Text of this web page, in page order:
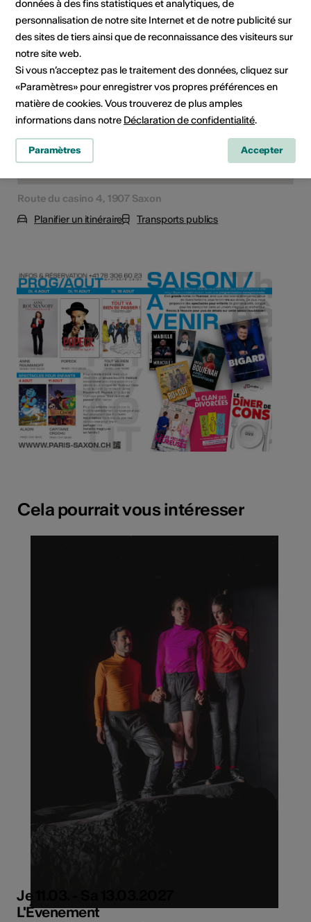
Lieu de l'événement
Route du casino 4, 1907 Saxon
Planifier un itinéraire
Transports publics
Cela pourrait vous intéresser
Je 11.03. - Sa 13.03.2027
L'Évenement
données à des fins statistiques et analytiques, de
personnalisation de notre site Internet et de notre publicité sur
des sites de tiers ainsi que de reconnaissance des visiteurs sur
notre site web.
Si vous n’acceptez pas le traitement des données, cliquez sur
«Paramètres» pour enregistrer vos propres préférences en
matière de cookies. Vous trouverez de plus amples
informations dans notre Déclaration de confidentialité.
Paramètres Accepter